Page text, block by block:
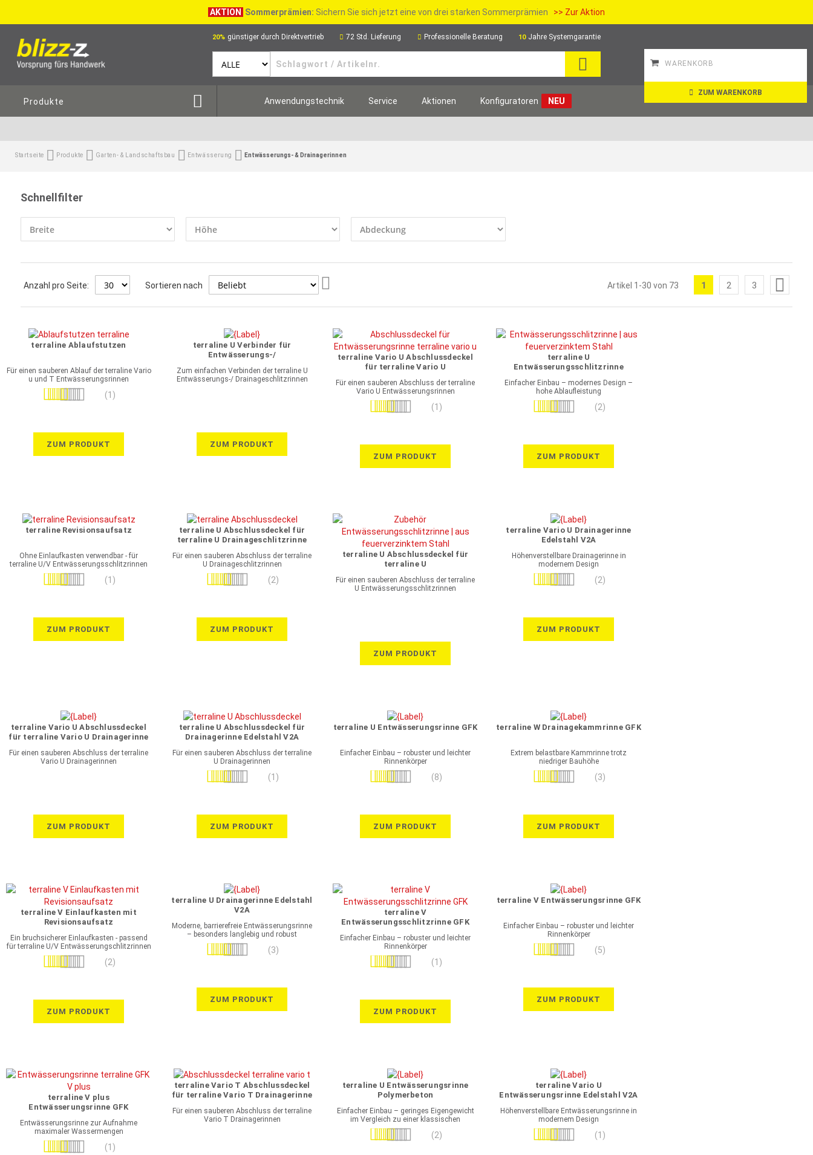
AKTION Sommerprämien: Sichern Sie sich jetzt eine von drei starken Sommerprämien >> Zur Aktion
20% günstiger durch Direktvertrieb 72 Std. Lieferung Professionelle Beratung 10 Jahre Systemgarantie
WARENKORB
ZUM WARENKORB
Produkte Anwendungstechnik Service Aktionen Konfiguratoren NEU
Startseite Produkte Garten- & Landschaftsbau Entwässerung Entwässerungs- & Drainagerinnen
Schnellfilter
Anzahl pro Seite: Sortieren nach Artikel 1 -30 von 73 Sie
1 Seite
2 Seite
3
terraline Ablaufstutzen
Für einen sauberen Ablauf der terraline Vario
u und T Entwässerungsrinnen
Bewertung:
(1)
ZUM PRODUKT
terraline U Verbinder für
Entwässerungs-/
feuerverzinkter Stahl
Zum einfachen Verbinden der terraline U
Entwässerungs-/ Drainageschlitzrinnen
ZUM PRODUKT
terraline Vario U Abschlussdeckel
für terraline Vario U
feuerverzinkter Stahl
Für einen sauberen Abschluss der terraline
Vario U Entwässerungsrinnen
Bewertung:
(1)
ZUM PRODUKT
terraline U
Entwässerungsschlitzrinne
Einfacher Einbau – modernes Design –
hohe Ablaufleistung
Bewertung:
(2)
ZUM PRODUKT
terraline Revisionsaufsatz
Ohne Einlaufkasten verwendbar - für
terraline U/V Entwässerungsschlitzrinnen
GFK
Bewertung: (1)
ZUM PRODUKT
terraline U Abschlussdeckel für
terraline U Drainageschlitzrinne
Für einen sauberen Abschluss der terraline
U Drainageschlitzrinnen
Bewertung:
(2)
ZUM PRODUKT
terraline U Abschlussdeckel für
terraline U
feuerverzinkter Stahl
Für einen sauberen Abschluss der terraline
U Entwässerungsschlitzrinnen
ZUM PRODUKT
terraline Vario U Drainagerinne
Edelstahl V2A
Höhenverstellbare Drainagerinne in
modernem Design
Bewertung:
(2)
ZUM PRODUKT
terraline Vario U Abschlussdeckel
für terraline Vario U Drainagerinne
Für einen sauberen Abschluss der terraline
Vario U Drainagerinnen
ZUM PRODUKT
terraline U Abschlussdeckel für
Drainagerinne Edelstahl V2A
Für einen sauberen Abschluss der terraline
U Drainagerinnen
Bewertung:
(1)
ZUM PRODUKT
terraline U Entwässerungsrinne GFK
Einfacher Einbau – robuster und leichter
Rinnenkörper
Bewertung:
(8)
ZUM PRODUKT
terraline W Drainagekammrinne GFK
Extrem belastbare Kammrinne trotz
niedriger Bauhöhe
Bewertung:
(3)
ZUM PRODUKT
terraline V Einlaufkasten mit
Revisionsaufsatz
Ein bruchsicherer Einlaufkasten - passend
für terraline U/V Entwässerungschlitzrinnen
GFK
Bewertung: (2)
ZUM PRODUKT
terraline U Drainagerinne Edelstahl
V2A
Moderne, barrierefreie Entwässerungsrinne
– besonders langlebig und robust
Bewertung:
(3)
ZUM PRODUKT
terraline V
Entwässerungsschlitzrinne GFK
Einfacher Einbau – robuster und leichter
Rinnenkörper
Bewertung:
(1)
ZUM PRODUKT
terraline V Entwässerungsrinne GFK
Einfacher Einbau – robuster und leichter
Rinnenkörper
Bewertung:
(5)
ZUM PRODUKT
terraline V plus
Entwässerungsrinne GFK
Entwässerungsrinne zur Aufnahme
maximaler Wassermengen
Bewertung:
(1)
terraline Vario T Abschlussdeckel
für terraline Vario T Drainagerinne
Für einen sauberen Abschluss der terraline
Vario T Drainagerinnen
terraline U Entwässerungsrinne
Polymerbeton
Einfacher Einbau – geringes Eigengewicht
im Vergleich zu einer klassischen
Betonrinne
Bewertung: (2)
terraline Vario U
Entwässerungsrinne Edelstahl V2A
Höhenverstellbare Entwässerungsrinne in
modernem Design
Bewertung:
(1)